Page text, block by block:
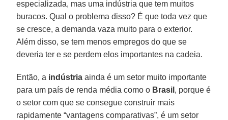
especializada, mas uma indústria que tem muitos
buracos. Qual o problema disso? É que toda vez que
se cresce, a demanda vaza muito para o exterior.
Além disso, se tem menos empregos do que se
deveria ter e se perdem elos importantes na cadeia.
Então, a indústria ainda é um setor muito importante
para um país de renda média como o Brasil , porque é
o setor com que se consegue construir mais
rapidamente “vantagens comparativas”, é um setor